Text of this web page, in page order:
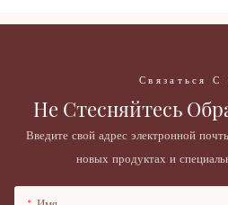
Связаться С
Не Стесняйтесь
Введите свой адрес электронной
новых продуктах и